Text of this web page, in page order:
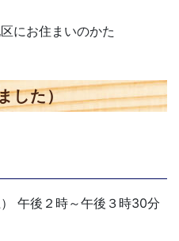
にお住まいのかた
した）
午後２時～午後３時30分